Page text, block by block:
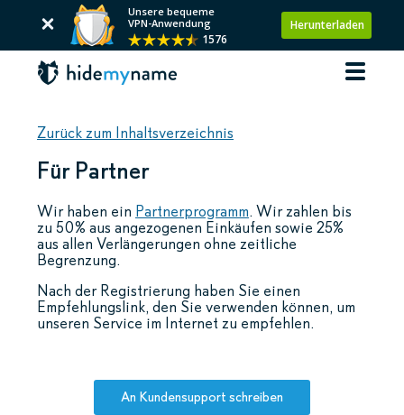
Unsere bequeme
VPN-Anwendung
1576
Herunterladen
Zurück zum Inhaltsverzeichnis
Für Partner
Wir haben ein Partnerprogramm. Wir zahlen bis
zu 50% aus angezogenen Einkäufen sowie 25%
aus allen Verlängerungen ohne zeitliche
Begrenzung.
Nach der Registrierung haben Sie einen
Empfehlungslink, den Sie verwenden können, um
unseren Service im Internet zu empfehlen.
An Kundensupport schreiben